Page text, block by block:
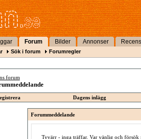
Forum Bilder Annonser
Sök i forum Forumregler
forum
Dagens inlägg
Forummeddelande
Tyvärr - inga träffar. Var vänlig och försök